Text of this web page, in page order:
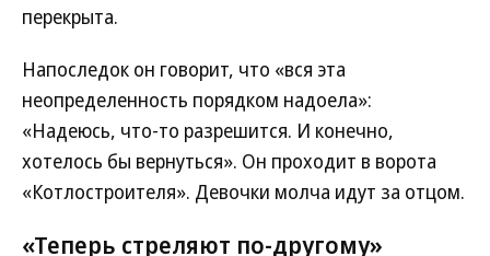
перекрыта.
Напоследок он говорит, что «вся эта
неопределенность порядком надоела»:
«Надеюсь, что-то разрешится. И конечно,
хотелось бы вернуться». Он проходит в ворота
«Котлостроителя». Девочки молча идут за отцом.
«Теперь стреляют по-другому»